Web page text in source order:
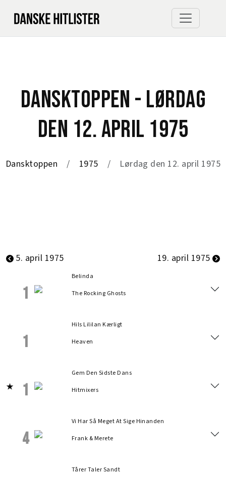
DANSKTOPPEN - LØRDAG
DEN 12. APRIL 1975
Dansktoppen 1975 Lørdag den 12. april 1975
5. april 1975 19. april 1975
1
Belinda
The Rocking Ghosts
1
Hils Lililan Kærligt
Heaven
1
Gem Den Sidste Dans
Hitmixers
4
Vi Har Så Meget At Sige Hinanden
Frank & Merete
Tårer Taler Sandt